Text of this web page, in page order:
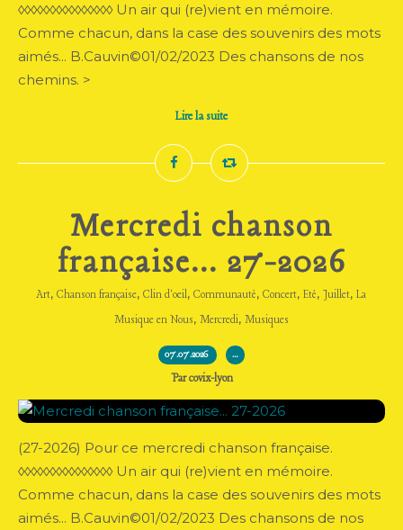
◊◊◊◊◊◊◊◊◊◊◊◊◊◊◊ Un air qui (re)vient en mémoire.
Comme chacun, dans la case des souvenirs des mots
aimés... B.Cauvin©01/02/2023 Des chansons de nos
chemins. >
Lire la suite
Mercredi chanson
française... 27-2026
Art, Chanson française, Clin d'oeil, Communauté, Concert, Eté, Juillet, La
Musique en Nous, Mercredi, Musiques
07.07.2026 …
Par covix-lyon
(27-2026) Pour ce mercredi chanson française.
◊◊◊◊◊◊◊◊◊◊◊◊◊◊◊ Un air qui (re)vient en mémoire.
Comme chacun, dans la case des souvenirs des mots
aimés... B.Cauvin©01/02/2023 Des chansons de nos